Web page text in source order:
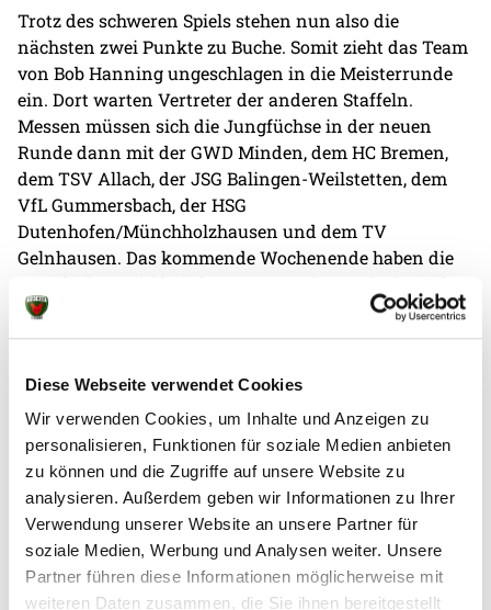
Diese Webseite verwendet Cookies
Wir verwenden Cookies, um Inhalte und Anzeigen zu
personalisieren, Funktionen für soziale Medien anbieten
zu können und die Zugriffe auf unsere Website zu
analysieren. Außerdem geben wir Informationen zu Ihrer
Verwendung unserer Website an unsere Partner für
soziale Medien, Werbung und Analysen weiter. Unsere
Partner führen diese Informationen möglicherweise mit
weiteren Daten zusammen, die Sie ihnen bereitgestellt
Trotz des schweren Spiels stehen nun also die
nächsten zwei Punkte zu Buche. Somit zieht das Team
von Bob Hanning ungeschlagen in die Meisterrunde
ein. Dort warten Vertreter der anderen Staffeln.
Messen müssen sich die Jungfüchse in der neuen
Runde dann mit der GWD Minden, dem HC Bremen,
dem TSV Allach, der JSG Balingen-Weilstetten, dem
VfL Gummersbach, der HSG
Dutenhofen/Münchholzhausen und dem TV
Gelnhausen. Das kommende Wochenende haben die
mit der Meisterrunde losgeht.
Weitere News